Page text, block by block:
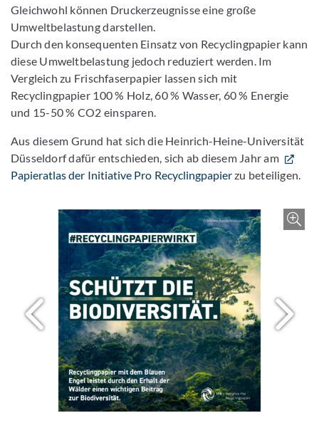
Gleichwohl können Druckerzeugnisse eine große
Umweltbelastung darstellen.
Durch den konsequenten Einsatz von Recyclingpapier kann
diese Umweltbelastung jedoch reduziert werden. Im
Vergleich zu Frischfaserpapier lassen sich mit
Recyclingpapier 100 % Holz, 60 % Wasser, 60 % Energie
und 15-50 % CO2 einsparen.
Aus diesem Grund hat sich die Heinrich-Heine-Universität
Düsseldorf dafür entschieden, sich ab diesem Jahr am
Papieratlas der Initiative Pro Recyclingpapierzu beteiligen.
Nächstes
Bild